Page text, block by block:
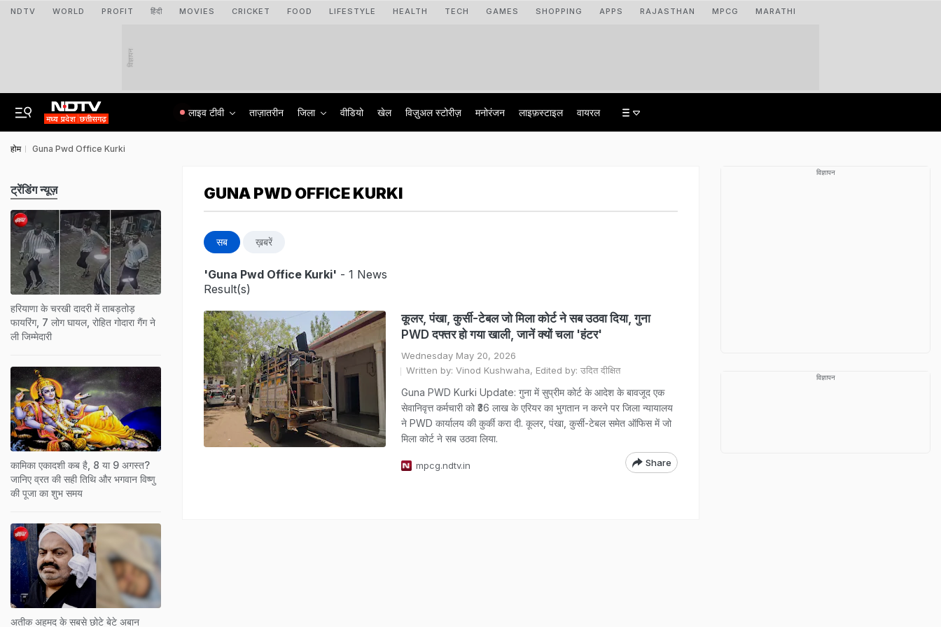
NDTV WORLD PROFIT हिंदी MOVIES CRICKET FOOD LIFESTYLE HEALTH TECH GAMES SHOPPING APPS RAJASTHAN MPCG MARATHI
विज्ञापन
लाइव टीवी ताज़ातरीन जिला वीडियो खेल विज़ुअल स्टोरीज़ मनोरंजन लाइफ़स्टाइल वायरल
होम Guna Pwd Office Kurki
GUNA PWD OFFICE KURKI
सब ख़बरें
'Guna Pwd Office Kurki' - 1 News
Result(s)
कूलर, पंखा, कुर्सी-टेबल जो मिला कोर्ट ने सब उठवा दिया, गुना
PWD दफ्तर हो गया खाली, जानें क्यों चला 'हंटर'
Wednesday May 20, 2026
Written by: Vinod Kushwaha, Edited by: उदित दीक्षित
Guna PWD Kurki Update: गुना में सुप्रीम कोर्ट के आदेश के बावजूद एक
सेवानिवृत्त कर्मचारी को ₹36 लाख के एरियर का भुगतान न करने पर जिला न्यायालय
ने PWD कार्यालय की कुर्की करा दी. कूलर, पंखा, कुर्सी-टेबल समेत ऑफिस में जो
मिला कोर्ट ने सब उठवा लिया.
mpcg.ndtv.in Share
ट्रेंडिंग न्यूज़
हरियाणा के चरखी दादरी में ताबड़तोड़
फायरिंग, 7 लोग घायल, रोहित गोदारा गैंग ने
ली जिम्मेदारी
कामिका एकादशी कब है, 8 या 9 अगस्त?
जानिए व्रत की सही तिथि और भगवान विष्णु
की पूजा का शुभ समय
अतीक अहमद के सबसे छोटे बेटे अबान
विज्ञापन
विज्ञापन